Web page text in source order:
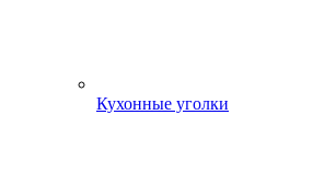
Кухонные уголки